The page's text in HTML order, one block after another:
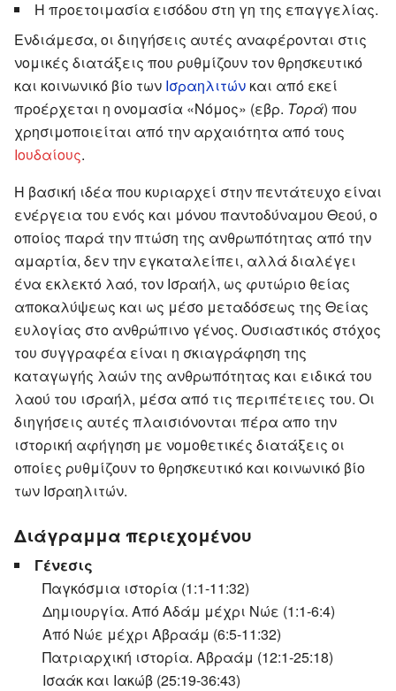
Η προετοιμασία εισόδου στη γη της επαγγελίας.
Ενδιάμεσα, οι διηγήσεις αυτές αναφέρονται στις
νομικές διατάξεις που ρυθμίζουν τον θρησκευτικό
και κοινωνικό βίο των Ισραηλιτών και από εκεί
προέρχεται η ονομασία «Νόμος» (εβρ. Τορά) που
χρησιμοποιείται από την αρχαιότητα από τους
Ιουδαίους.
Η βασική ιδέα που κυριαρχεί στην πεντάτευχο είναι
ενέργεια του ενός και μόνου παντοδύναμου Θεού, ο
οποίος παρά την πτώση της ανθρωπότητας από την
αμαρτία, δεν την εγκαταλείπει, αλλά διαλέγει
ένα εκλεκτό λαό, τον Ισραήλ, ως φυτώριο θείας
αποκαλύψεως και ως μέσο μεταδόσεως της Θείας
ευλογίας στο ανθρώπινο γένος. Ουσιαστικός στόχος
του συγγραφέα είναι η σκιαγράφηση της
καταγωγής λαών της ανθρωπότητας και ειδικά του
λαού του ισραήλ, μέσα από τις περιπέτειες του. Οι
διηγήσεις αυτές πλαισιόνονται πέρα απο την
ιστορική αφήγηση με νομοθετικές διατάξεις οι
οποίες ρυθμίζουν το θρησκευτικό και κοινωνικό βίο
των Ισραηλιτών.
Διάγραμμα περιεχομένου
Γένεσις
Παγκόσμια ιστορία (1:1-11:32)
Δημιουργία. Από Αδάμ μέχρι Νώε (1:1-6:4)
Από Νώε μέχρι Αβραάμ (6:5-11:32)
Πατριαρχική ιστορία. Αβραάμ (12:1-25:18)
Ισαάκ και Ιακώβ (25:19-36:43)